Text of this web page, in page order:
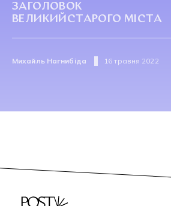
ЗАГОЛОВОК
ВЕЛИКИЙСТАРОГО МІСТА
Михайль Нагнибіда 16 травня 2022